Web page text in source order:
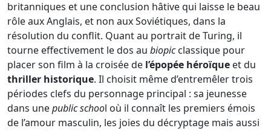
britanniques et une conclusion hâtive qui laisse le beau
rôle aux Anglais, et non aux Soviétiques, dans la
résolution du conflit. Quant au portrait de Turing, il
tourne effectivement le dos au biopicclassique pour
placer son film à la croisée de l’épopée héroïque et du
thriller historique. Il choisit même d’entremêler trois
périodes clefs du personnage principal : sa jeunesse
dans unepublic school où il connaît les premiers émois
de l’amour masculin, les joies du décryptage mais aussi